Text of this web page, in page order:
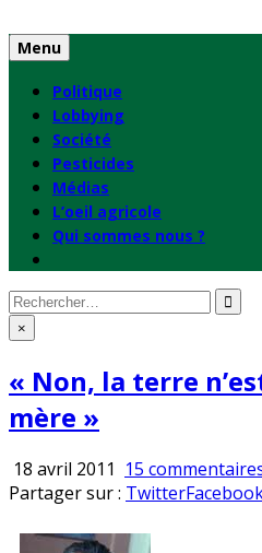
to
content
Menu
Politique
Lobbying
Société
Pesticides
Médias
L’oeil agricole
Qui sommes nous ?
Rechercher
: ×
« Non, la terre
mère »
18 avril 2011 15
Partager sur : Twitter